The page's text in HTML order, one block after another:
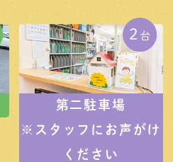
第二駐車場
※スタッフにお声がけ
ください